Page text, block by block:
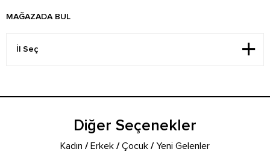
MAĞAZADA BUL
Diğer Seçenekler
Kadın /Erkek /Çocuk /Yeni Gelenler